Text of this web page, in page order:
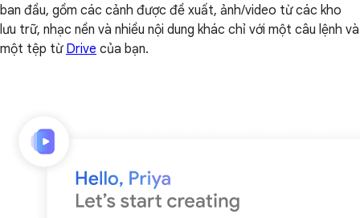
ban đầu, gồm các cảnh được đề xuất, ảnh/video từ các kho
lưu trữ, nhạc nền và nhiều nội dung khác chỉ với một câu lệnh và
một tệp từ Drive của bạn.